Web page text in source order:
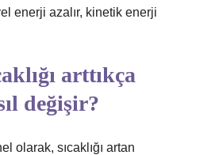
enerji azalır, kinetik enerji
arttıkça
değişir?
olarak, sıcaklığı artan